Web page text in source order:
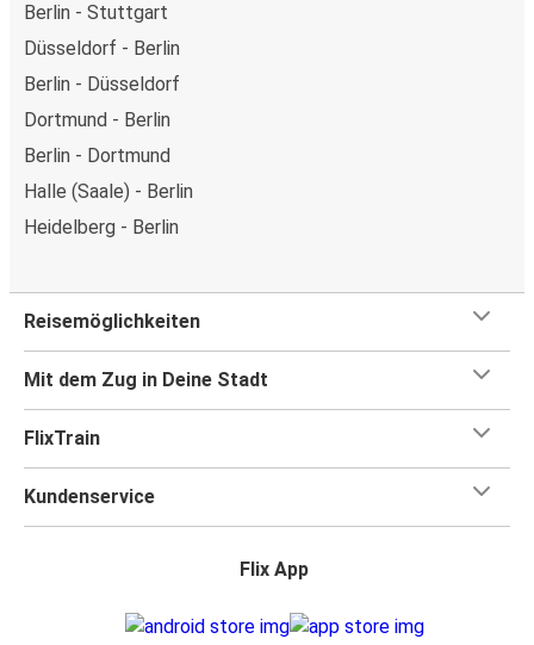
Berlin - Stuttgart
Düsseldorf - Berlin
Berlin - Düsseldorf
Dortmund - Berlin
Berlin - Dortmund
Halle (Saale) - Berlin
Heidelberg - Berlin
Reisemöglichkeiten
Mit dem Zug in Deine Stadt
FlixTrain
Kundenservice
Flix App